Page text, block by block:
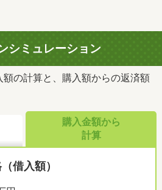
シミュレーション
額の計算と、購入額からの返済額
購入金額から
計算
借入額）